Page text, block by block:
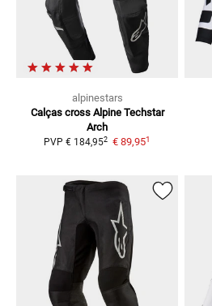
alpinestars
Calças cross Alpine Techstar
Arch
PVP € 184,952 € 89,951